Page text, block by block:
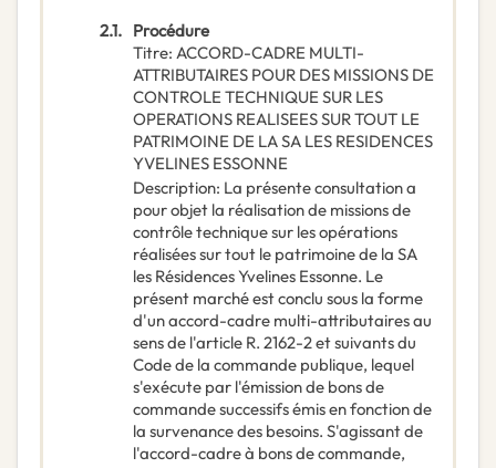
2.1. Procédure
Titre: ACCORD-CADRE MULTI-
ATTRIBUTAIRES POUR DES MISSIONS DE
CONTROLE TECHNIQUE SUR LES
OPERATIONS REALISEES SUR TOUT LE
PATRIMOINE DE LA SA LES RESIDENCES
YVELINES ESSONNE
Description: La présente consultation a
pour objet la réalisation de missions de
contrôle technique sur les opérations
réalisées sur tout le patrimoine de la SA
les Résidences Yvelines Essonne. Le
présent marché est conclu sous la forme
d'un accord-cadre multi-attributaires au
sens de l'article R. 2162-2 et suivants du
Code de la commande publique, lequel
s'exécute par l'émission de bons de
commande successifs émis en fonction de
la survenance des besoins. S'agissant de
l'accord-cadre à bons de commande,